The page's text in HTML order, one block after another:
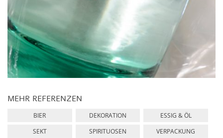
MEHR REFERENZEN
BIER DEKORATION
ESSIG & ÖL
SEKT
SPIRITUOSEN
VERPACKUNG